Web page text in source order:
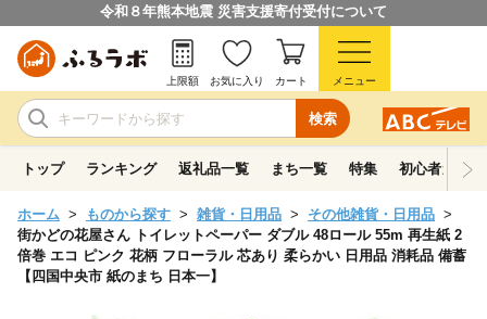
令和８年熊本地震 災害支援寄付受付について
検索
上限額 お気に入り カート メニュー
トップ ランキング 返礼品一覧 まち一覧 特集 初心者ガイド
ホーム ものから探す 雑貨・日用品
その他雑貨・日用品
街かどの花屋さん トイレットペーパー ダブル 48ロール 55m 再生紙 2
倍巻 エコ ピンク 花柄 フローラル 芯あり 柔らかい 日用品 消耗品 備蓄
【四国中央市 紙のまち 日本一】